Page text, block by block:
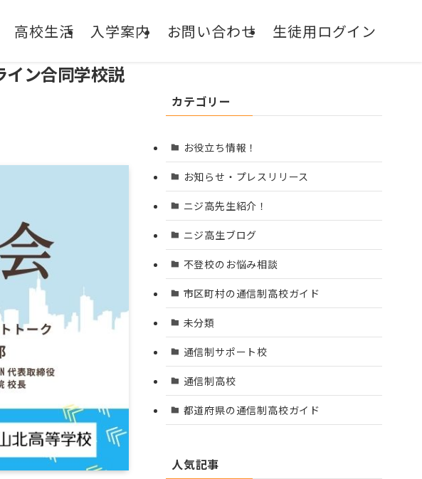
高校生活 入学案内 お問い合わせ 生徒用ログイン
イン合同学校説
カテゴリー
お役立ち情報！
お知らせ・プレスリリース
ニジ高先生紹介！
ニジ高生ブログ
不登校のお悩み相談
市区町村の通信制高校ガイド
未分類
通信制サポート校
通信制高校
都道府県の通信制高校ガイド
人気記事